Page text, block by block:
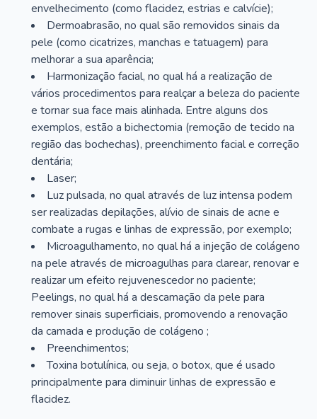
envelhecimento (como flacidez, estrias e calvície);
Dermoabrasão, no qual são removidos sinais da
pele (como cicatrizes, manchas e tatuagem) para
melhorar a sua aparência;
Harmonização facial, no qual há a realização de
vários procedimentos para realçar a beleza do paciente
e tornar sua face mais alinhada. Entre alguns dos
exemplos, estão a bichectomia (remoção de tecido na
região das bochechas), preenchimento facial e correção
dentária;
Laser;
Luz pulsada, no qual através de luz intensa podem
ser realizadas depilações, alívio de sinais de acne e
combate a rugas e linhas de expressão, por exemplo;
Microagulhamento, no qual há a injeção de colágeno
na pele através de microagulhas para clarear, renovar e
realizar um efeito rejuvenescedor no paciente;
Peelings, no qual há a descamação da pele para
remover sinais superficiais, promovendo a renovação
da camada e produção de colágeno ;
Preenchimentos;
Toxina botulínica, ou seja, o botox, que é usado
principalmente para diminuir linhas de expressão e
flacidez.